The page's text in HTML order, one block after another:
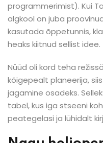
programmerimist). Kui
algkool on juba
kasutada õppetunnis,
heaks kiitnud sellist idee.
Nüüd oli kord teha
kõigepealt planeerija,
jagamine osadeks.
tabel, kus iga stseeni
peategelasi ja lühidalt